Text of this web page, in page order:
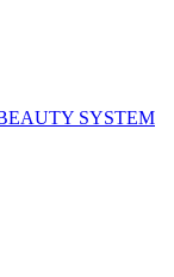
SYSTEM